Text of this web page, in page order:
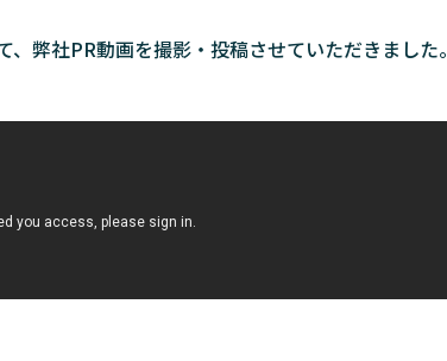
弊社PR動画を撮影・投稿させていただきました。